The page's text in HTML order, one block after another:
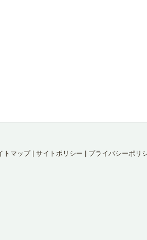
トマップ| サイトポリシー
プライバシーポリ